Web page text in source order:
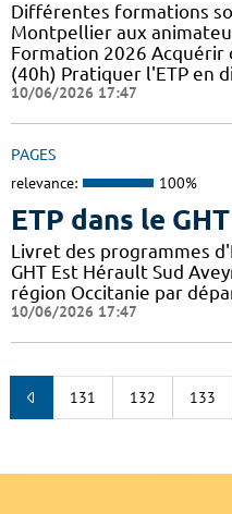
Différentes formations
Montpellier aux
Formation 2026 Acquérir
(40h) Pratiquer l'ETP en
10/06/2026 17:47
PAGES
relevance: 100%
ETP dans le GHT
Livret des programmes
GHT Est Hérault Sud
région Occitanie par
10/06/2026 17:47
131 132 133